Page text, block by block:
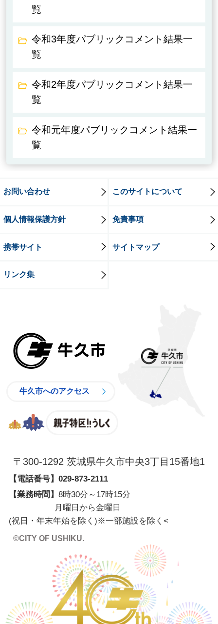
覧
令和3年度パブリックコメント結果一
覧
令和2年度パブリックコメント結果一
覧
令和元年度パブリックコメント結果一
覧
お問い合わせ このサイトについて
個人情報保護方針 免責事項
携帯サイト サイトマップ
リンク集
牛久市へのアクセス
〒300-1292 茨城県牛久市中央3丁目15番地1
【電話番号】 029-873-2111
【業務時間】 8時30分～17時15分
月曜日から金曜日
(祝日・年末年始を除く)※一部施設を除く <
©CITY OF USHIKU.